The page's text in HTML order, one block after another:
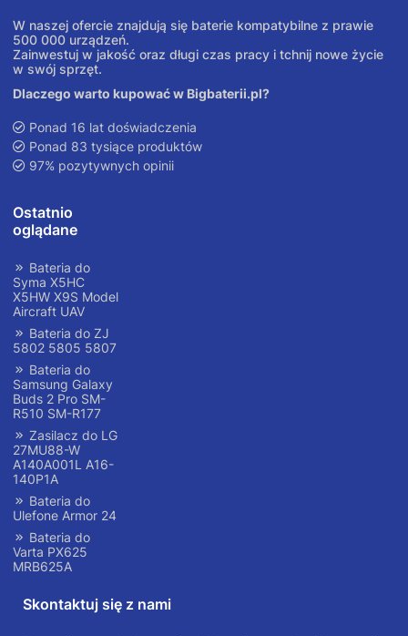
W naszej ofercie znajdują się baterie kompatybilne z prawie
500 000 urządzeń.
Zainwestuj w jakość oraz długi czas pracy i tchnij nowe życie
w swój sprzęt.
Dlaczego warto kupować w Bigbaterii.pl?
Ponad 16 lat doświadczenia
Ponad 83 tysiące produktów
97% pozytywnych opinii
Ostatnio
oglądane
Bateria do
Syma X5HC
X5HW X9S Model
Aircraft UAV
Bateria do ZJ
5802 5805 5807
Bateria do
Samsung Galaxy
Buds 2 Pro SM-
R510 SM-R177
Zasilacz do LG
27MU88-W
A140A001L A16-
140P1A
Bateria do
Ulefone Armor 24
Bateria do
Varta PX625
MRB625A
Skontaktuj się z nami